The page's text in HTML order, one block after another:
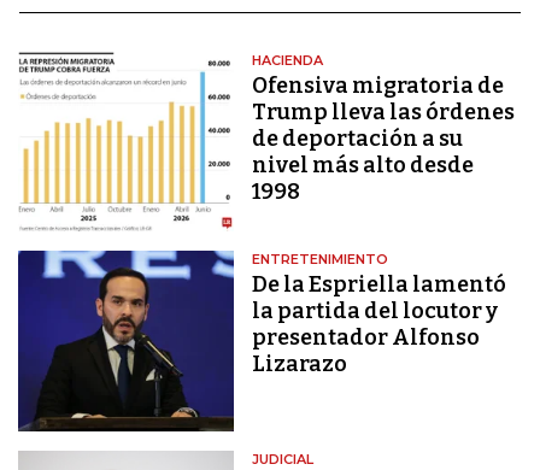
HACIENDA
Ofensiva migratoria de
Trump lleva las órdenes
de deportación a su
nivel más alto desde
1998
ENTRETENIMIENTO
De la Espriella lamentó
la partida del locutor y
presentador Alfonso
Lizarazo
JUDICIAL